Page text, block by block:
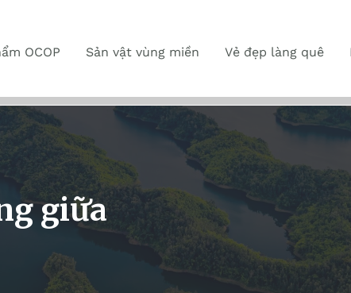
OCOP Sản vật vùng miền Vẻ đẹp làng quê
giữa